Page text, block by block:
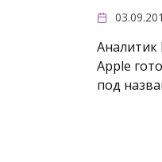
Аналитик
Apple
под